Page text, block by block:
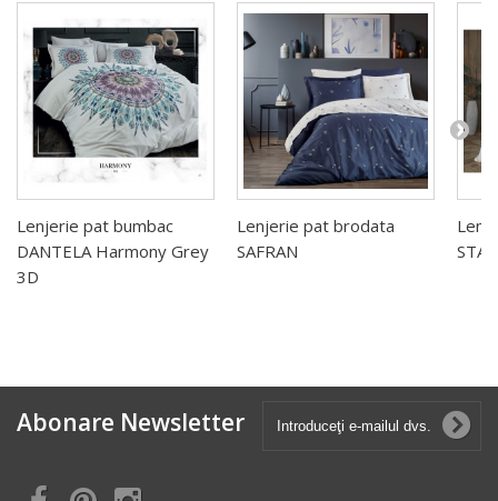
Lenjerie pat bumbac
DANTELA Harmony Grey
3D
Lenjerie pat brodata
SAFRAN
Abonare Newsletter